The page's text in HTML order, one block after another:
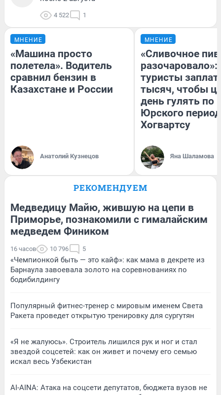
4 522 1
МНЕНИЕ
«Машина просто
полетела». Водитель
сравнил бензин в
Казахстане и России
Анатолий Кузнецов
МНЕНИЕ
«Сливочное
разочаровало»:
туристы
тысяч, чтобы
день гулять по
Юрского
Хогвартсу
Яна Шаламова
РЕКОМЕНДУЕМ
Медведицу Майю, жившую на цепи в
Приморье, познакомили с гималайским
медведем Фиником
16 часов 10 796 5
«Чемпионкой быть — это кайф»: как мама в декрете из
Барнаула завоевала золото на соревнованиях по
бодибилдингу
Популярный фитнес-тренер с мировым именем Света
Ракета проведет открытую тренировку для сургутян
«Я не жалуюсь». Строитель лишился рук и ног и стал
звездой соцсетей: как он живет и почему его семью
искал весь Узбекистан
AI-AINA: Атака на соцсети депутатов, бюджета вузов не